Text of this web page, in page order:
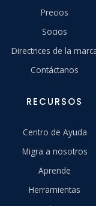
Precios
Socios
Directrices de la
Contáctanos
RECURSOS
Centro de Ayuda
Migra a nosotros
Aprende
Herramientas